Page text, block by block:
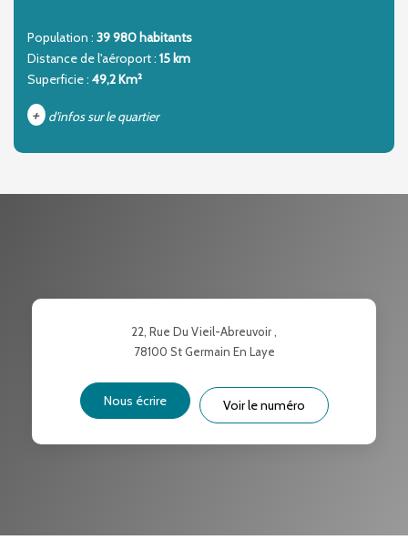
Population : 39 980 habitants
Distance de l'aéroport : 15 km
Superficie : 49,2 Km²
+ d'infos sur le quartier
VOITURE
RÉSULTATS DES LYCÉES ECOLES ET CRÈCHES
22, Rue Du Vieil-Abreuvoir ,
78100 St Germain En Laye
Nous écrire Voir le numéro